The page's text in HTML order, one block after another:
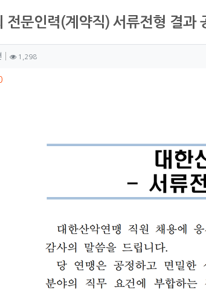
전문인력(계약직) 서류전형 결과
자 정보
작성1,298조회
츠 정보
댓글